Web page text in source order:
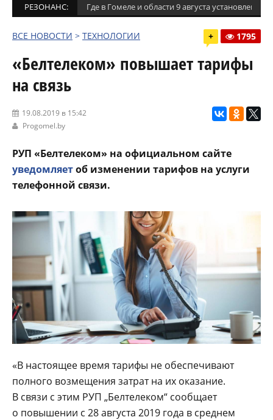
РЕЗОНАНС: Где в Гомеле и области 9 августа установлены
ВСЕ НОВОСТИ > ТЕХНОЛОГИИ + 1795
«Белтелеком» повышает тарифы
на связь
19.08.2019 в 15:42
Progomel.by
РУП «Белтелеком» на официальном сайте
уведомляетоб изменении тарифов на услуги
телефонной связи.
«В настоящее время тарифы не обеспечивают
полного возмещения затрат на их оказание.
В связи с этим РУП „Белтелеком“ сообщает
о повышении с 28 августа 2019 года в среднем